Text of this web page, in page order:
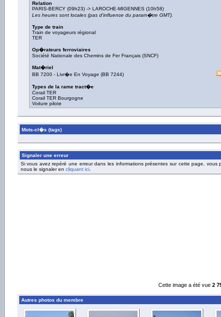
Relation
PARIS-BERCY (09h23) -> LAROCHE-MIGENNES (10h58)
Les heures sont locales (pas d'influence du param�tre GMT).
Type de train
Train de voyageurs régional
TER
Op�rateurs ferroviaires
Société Nationale des Chemins de Fer Français (SNCF)
Mat�riel
BB 7200 - Livr�e En Voyage (BB 7244)
Types de la rame tract�e
Corail TER
Corail TER Bourgogne
Voiture pilote
Mots-cl�s (tags)
Signaler une erreur
Si vous avez repéré une erreur dans les informations présentes sur cette page, vous
nous le signaler en cliquant ici.
Cette image a été vue 2
Autres photos du membre